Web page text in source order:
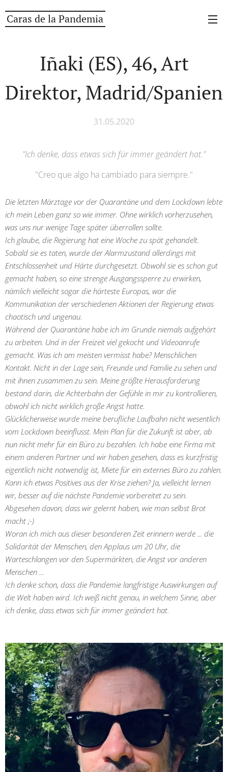
Caras de la Pandemia
Iñaki (ES), 46, Art
Direktor, Madrid/Spanien
31.05.2020
"Ich denke, dass etwas sich für immer geändert hat."
"Creo que algo ha cambiado para siempre."
Die letzten Märztage vor der Quarantäne und dem Lockdown lebte
ich mein Leben ganz so wie immer. Ohne wirklich vorherzusehen,
was uns nur wenige Tage später überrollen sollte.
Ich glaube, die Regierung hat eine Woche zu spät gehandelt.
Sobald sie es taten, wurde der Alarmzustand allerdings mit
Entschlossenheit und Härte durchgesetzt. Obwohl sie es schon gut
gemacht haben, so eine strenge Ausgangssperre zu erwirken,
nämlich vielleicht sogar die härteste Europas, war die
Kommunikation der verschiedenen Aktionen der Regierung etwas
chaotisch und ungenau.
Während der Quarantäne habe ich im Grunde niemals aufgehört
zu arbeiten. Und in der Freizeit viel gekocht und Videoanrufe
gemacht. Was ich am meisten vermisst habe? Menschlichen
Kontakt. Nicht in der Lage sein, Freunde und Familie zu sehen und
mit ihnen zusammen zu sein. Meine größte Herausforderung
bestand darin, die Achterbahn der Gefühle in mir zu kontrollieren,
obwohl ich nicht wirklich große Angst hatte.
Glücklicherweise wurde meine berufliche Laufbahn nicht wesentlich
vom Lockdown beeinflusst. Mein Plan für die Zukunft ist aber, ab
nun nicht mehr für ein Büro zu bezahlen. Ich habe eine Firma mit
einem anderen Partner und wir haben gesehen, dass es kurzfristig
eigentlich nicht notwendig ist, Miete für ein externes Büro zu zahlen.
Kann ich etwas Positives aus der Krise ziehen? Ja, vielleicht lernen
wir, besser auf die nächste Pandemie vorbereitet zu sein.
Abgesehen davon, dass wir gelernt haben, wie man selbst Brot
macht ;-)
Woran ich mich aus dieser besonderen Zeit erinnern werde ... die
Solidarität der Menschen, den Applaus um 20 Uhr, die
Warteschlangen vor den Supermärkten, die Angst vor anderen
Menschen ...
Ich denke schon, dass die Pandemie langfristige Auswirkungen auf
die Welt haben wird. Ich weiß nicht genau, in welchem Sinne, aber
ich denke, dass etwas sich für immer geändert hat.